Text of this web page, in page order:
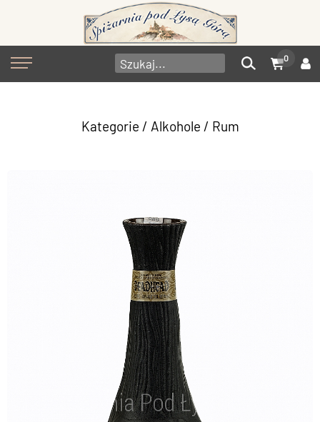
0
Kategorie / Alkohole / Rum